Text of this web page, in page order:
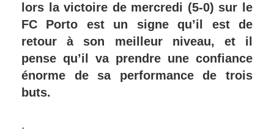
lors la victoire de mercredi (5-0) sur le
FC Porto est un signe qu’il est de
retour à son meilleur niveau, et il
pense qu’il va prendre une confiance
énorme de sa performance de trois
buts.
.